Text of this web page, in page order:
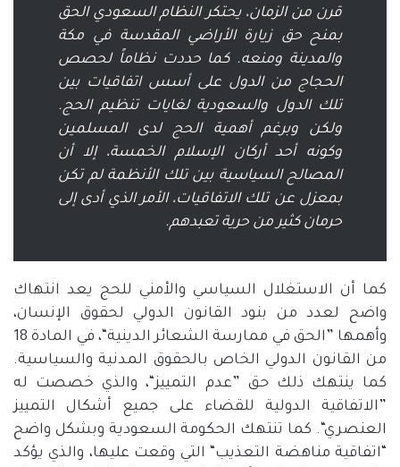
قرن من الزمان، يحتكر النظام السعودي الحق
بمنح حق زيارة الأراضي المقدسة في مكة
والمدينة ومنعه.كما حددت نظاماً لحصص
الحجاج من الدول على أسس اتفاقيات بين
تلك الدول والسعودية لغايات تنظيم الحج.
ولكن وبرغم أهمية الحج لدى المسلمين
وكونه أحد أركان الإسلام الخمسة، إلا أن
المصالح السياسية بين تلك الأنظمة لم تكن
بمعزل عن تلك الاتفاقيات، الأمر الذي أدى إلى
حرمان كثير من حرية تعبدهم.
كما أن الاستغلال السياسي والأمني للحج يعد انتهاك
واضح لعدد من بنود القانون الدولي لحقوق الإنسان،
وأهمها ” الحق في ممارسة الشعائر الدينية“، في المادة
من القانون الدولي الخاص بالحقوق المدنية والسياسية.
كما ينتهك ذلك حق ”عدم التمييز“، والذي خصصت له
” الاتفاقية الدولية للقضاء على جميع أشكال التمييز
العنصري“. كما تنتهك الحكومة السعودية وبشكل واضح
“اتفاقية مناهضة التعذيب“ التي وقعت عليها، والذي يؤكد